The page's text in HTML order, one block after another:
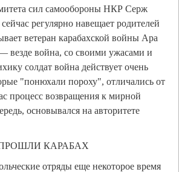
сил самообороны НКР Серж
регулярно навещает родителей
ветеран карабахской войны Ара
война, со своими ужасами и
солдат война действует очень
"понюхали пороху", отличались от
процесс возвращения к мирной
основывался на авторитете
КАРАБАХ
отряды еще некоторое время